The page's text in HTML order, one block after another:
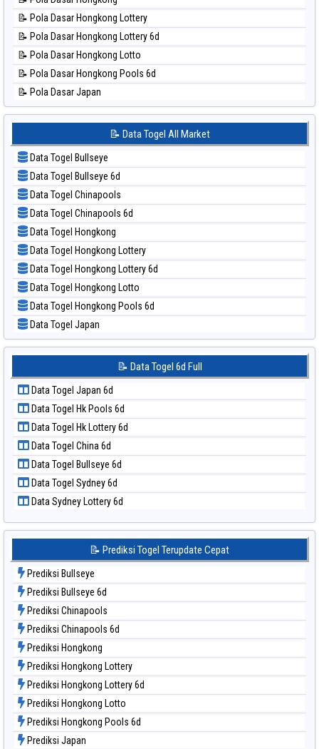
📊 Statistik Pcso
📊 Statistik Pennsylvania Day
📊 Statistik Sao Paulo
📊 Statistik Singapore
📊 Statistik Sydney
📊 Statistik Sydney Lottery
📊 Statistik Sydney Lottery 6d
📊 Statistik Sydney Lotto
📊 Statistik Sydney Pools 6d
📊 Statistik Taipei
📊 Statistik Taiwan
📝 Pola Dasar Hongkong Lottery
📝 Pola Dasar Hongkong Lottery 6d
📝 Pola Dasar Hongkong Lotto
📝 Pola Dasar Hongkong Pools 6d
📝 Pola Dasar Japan
📝 Pola Dasar Japan 6d
📝 Pola Dasar Kuda Lari
📝 Pola Dasar Magnum Cambodia
📝 Pola Dasar Nagoya
📝 Pola Dasar North Carolina Day
📝 Pola Dasar Pcso
📝 Pola Dasar Sao Paulo
📝 Pola Dasar Singapore
📝 Pola Dasar Sydney
📝 Pola Dasar Sydney Lottery
📝 Pola Dasar Sydney Lottery 6d
📝 Pola Dasar Sydney Lotto
📝 Pola Dasar Sydney Pools 6d
📝 Pola Dasar Taiwan
📝 Data Togel All Market
Data Togel Bullseye
Data Togel Bullseye 6d
Data Togel Chinapools
Data Togel Chinapools 6d
Data Togel Hongkong
Data Togel Hongkong Lottery
Data Togel Hongkong Lottery 6d
Data Togel Hongkong Lotto
Data Togel Hongkong Pools 6d
Data Togel Japan
Data Togel Japan 6d
Data Togel Kuda Lari
Data Togel Magnum Cambodia
Data Togel Nagoya
Data Togel North Carolina Day
Data Togel Pcso
Data Togel Sao Paulo
Data Togel Singapore
Data Togel Sydney
Data Togel Sydney Lottery
Data Togel Sydney Lottery 6d
Data Togel Sydney Lotto
Data Togel Sydney Pools 6d
Data Togel Taipei
Data Togel Taiwan
📝 Data Togel 6d Full
Data Togel Japan 6d
Data Togel Hk Pools 6d
Data Togel Hk Lottery 6d
Data Togel China 6d
Data Togel Bullseye 6d
Data Togel Sydney 6d
Data Sydney Lottery 6d
📝 Prediksi Togel Terupdate Cepat
Prediksi Bullseye
Prediksi Bullseye 6d
Prediksi Chinapools
Prediksi Chinapools 6d
Prediksi Hongkong
Prediksi Hongkong Lottery
Prediksi Hongkong Lottery 6d
Prediksi Hongkong Lotto
Prediksi Hongkong Pools 6d
Prediksi Japan